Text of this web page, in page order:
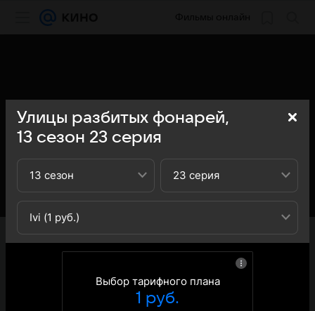
«Кино Mail» представляет вашему вниманию 23-ю
серию 13-го сезона сериала Улицы разбитых фонарей:
вы можете ознакомиться с кратким содержанием 23-й
серии 13-ого сезона телесериала Улицы разбитых
фонарей - обратите внимание, что 23-я серия 13-го
сезона сериала Улицы разбитых фонарей доступна для
Улицы разбитых фонарей,
13 сезон 23 серия
13 сезон 23 серия
Ivi (1 руб.)
Выбор тарифного плана
1 руб.